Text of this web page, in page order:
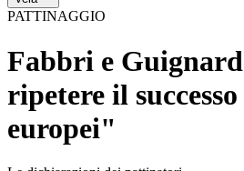
PATTINAGGIO
Fabbri e
ripetere il
europei"